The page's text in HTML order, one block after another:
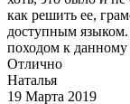
как решить ее,
доступным
походом к данному
Отлично
Наталья
19 Марта 2019